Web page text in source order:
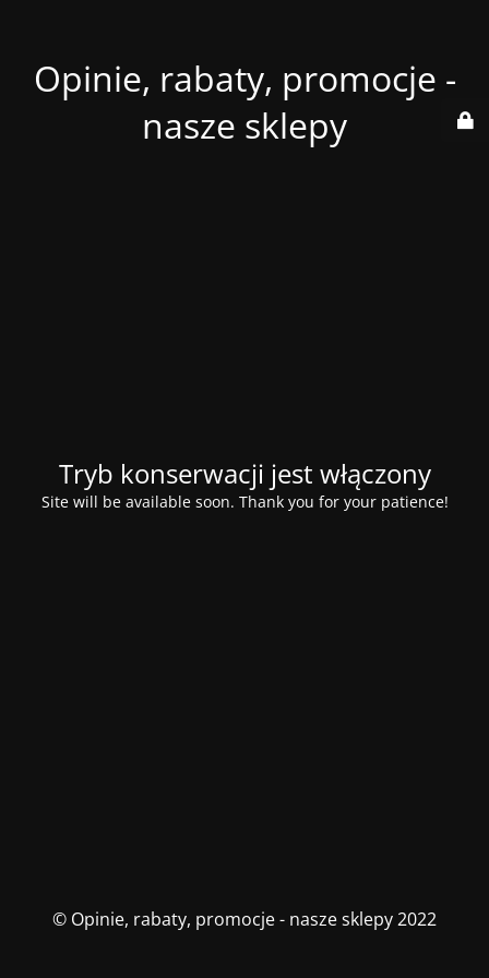
Opinie, rabaty, promocje -
nasze sklepy
Tryb konserwacji jest włączony
Site will be available soon. Thank you for your patience!
© Opinie, rabaty, promocje - nasze sklepy 2022